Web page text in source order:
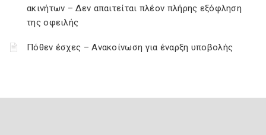
ακινήτων – Δεν απαιτείται πλέον πλήρης εξόφληση
της οφειλής
Πόθεν έσχες – Ανακοίνωση για έναρξη υποβολής